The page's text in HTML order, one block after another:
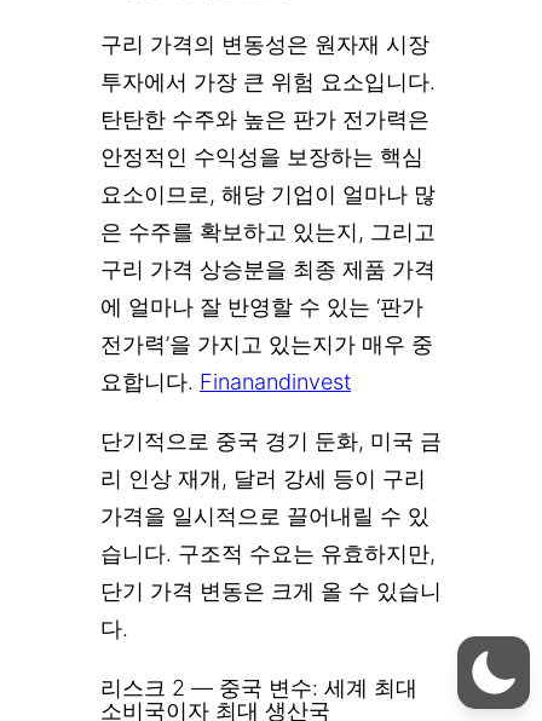
구리 가격의 변동성은 원자재 시장
투자에서 가장 큰 위험 요소입니다.
탄탄한 수주와 높은 판가 전가력은
안정적인 수익성을 보장하는 핵심
요소이므로, 해당 기업이 얼마나 많
은 수주를 확보하고 있는지, 그리고
구리 가격 상승분을 최종 제품 가격
에 얼마나 잘 반영할 수 있는 ‘판가
전가력’을 가지고 있는지가 매우 중
요합니다. Finanandinvest
단기적으로 중국 경기 둔화, 미국 금
리 인상 재개, 달러 강세 등이 구리
가격을 일시적으로 끌어내릴 수 있
습니다. 구조적 수요는 유효하지만,
단기 가격 변동은 크게 올 수 있습니
다.
리스크 2 — 중국 변수: 세계 최대
소비국이자 최대 생산국